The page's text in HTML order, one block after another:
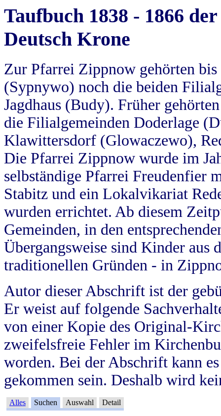
Taufbuch 1838 - 1866
Deutsch Krone
Zur Pfarrei Zippnow gehörten
(Sypnywo) noch die beiden
Jagdhaus (Budy). Früher
die Filialgemeinden Doderlage
Klawittersdorf (Glowaczewo),
Die Pfarrei Zippnow wurde im
selbständige Pfarrei Freudenfier
Stabitz und ein Lokalvikariat
wurden errichtet. Ab diesem
Gemeinden, in den
Übergangsweise sind Kinder aus
traditionellen Gründen - in
Autor dieser Abschrift ist der
Er weist auf folgende
von einer Kopie des Original-
zweifelsfreie Fehler im
worden. Bei der Abschrift kann
gekommen sein. Deshalb wird
Alles Suchen Auswahl Detail